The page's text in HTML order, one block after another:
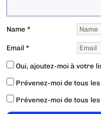
Name*
Email*
Oui, ajoutez-moi à votre
Prévenez-moi de tous
Prévenez-moi de tous